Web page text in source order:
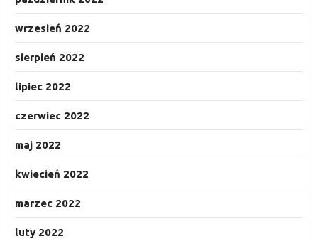
wrzesień 2022
sierpień 2022
lipiec 2022
czerwiec 2022
maj 2022
kwiecień 2022
marzec 2022
luty 2022